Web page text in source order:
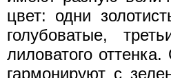
цвет: одни
голубоватые,
лиловатого
гармонируют с